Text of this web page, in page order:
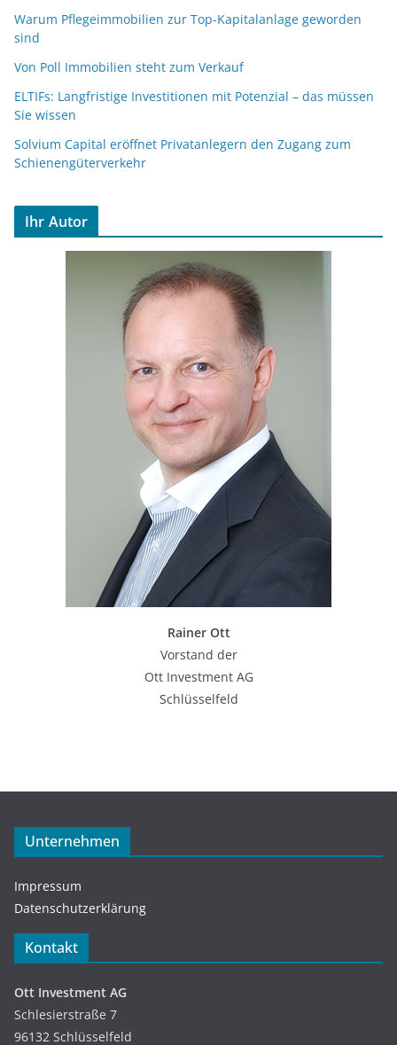
Warum Pflegeimmobilien zur Top-Kapitalanlage geworden
sind
Von Poll Immobilien steht zum Verkauf
ELTIFs: Langfristige Investitionen mit Potenzial – das müssen
Sie wissen
Solvium Capital eröffnet Privatanlegern den Zugang zum
Schienengüterverkehr
Ihr Autor
Rainer Ott
Vorstand der
Ott Investment AG
Schlüsselfeld
Unternehmen
Impressum
Datenschutzerklärung
Kontakt
Ott Investment AG
Schlesierstraße 7
96132 Schlüsselfeld